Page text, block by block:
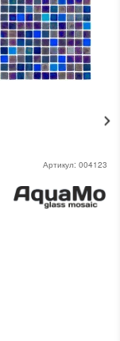
Артикул: 004123